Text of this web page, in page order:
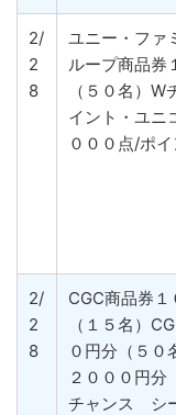
2/
2
8
ユニー・ファ
ループ商品券
（５０名）
イント・ユ
０００点/ポイ
2/
2
8
CGC商品券
（１５名）
０円分（５０
２０００円分
チャンス シ